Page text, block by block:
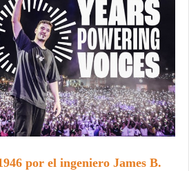
por el ingeniero James B.